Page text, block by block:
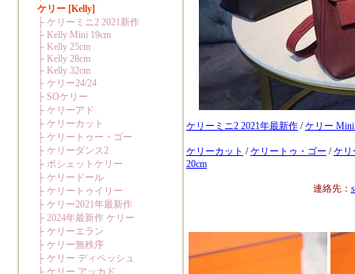
ケリーミニ2 2021年最新作 /ケリー Mini
ケリーカット /ケリートゥ・ゴー /ケリ
20cm
連絡先：